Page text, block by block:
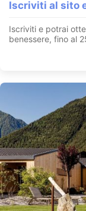
Iscriviti al sito
Iscriviti e potrai
benessere, fino al